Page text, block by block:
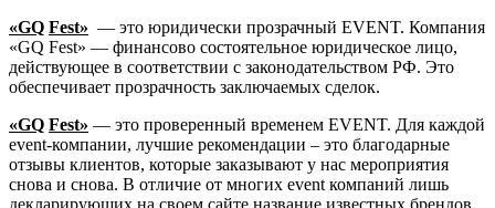
«GQ Fest» — это юридически прозрачный EVENT. Компания
«GQ Fest» — финансово состоятельное юридическое лицо,
действующее в соответствии с законодательством РФ. Это
обеспечивает прозрачность заключаемых сделок.
«GQ Fest» — это проверенный временем EVENT. Для каждой
event-компании, лучшие рекомендации – это благодарные
отзывы клиентов, которые заказывают у нас мероприятия
снова и снова. В отличие от многих event компаний лишь
декларирующих на своем сайте название известных брендов